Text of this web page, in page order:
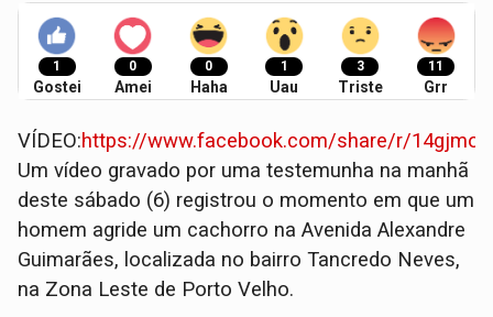
1
Gostei
0
Amei
0
Haha
1
Uau
3
Triste
11
Grr
VÍDEO:https://www.facebook.com/share/r/
​Um vídeo gravado por uma testemunha na manhã
deste sábado (6) registrou o momento em que um
homem agride um cachorro na Avenida Alexandre
Guimarães, localizada no bairro Tancredo Neves,
na Zona Leste de Porto Velho.